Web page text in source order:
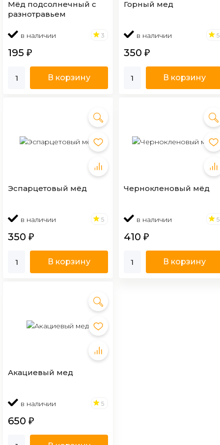
Мёд подсолнечный с
разнотравьем
в наличии 3
195 ₽
В корзину
Горный мед
в наличии 5
350 ₽
В корзину
Эспарцетовый мёд
в наличии 5
350 ₽
В корзину
Чернокленовый мёд
в наличии 5
410 ₽
В корзину
Акациевый мед
в наличии 5
650 ₽